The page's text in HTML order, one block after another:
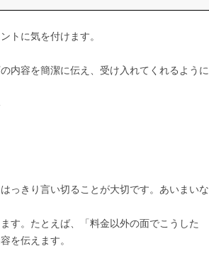
トに気を付けます。
内容を簡潔に伝え、受け入れてくれるように
っきり言い切ることが大切です。あいまいな
す。たとえば、「料金以外の面でこうした
を伝えます。